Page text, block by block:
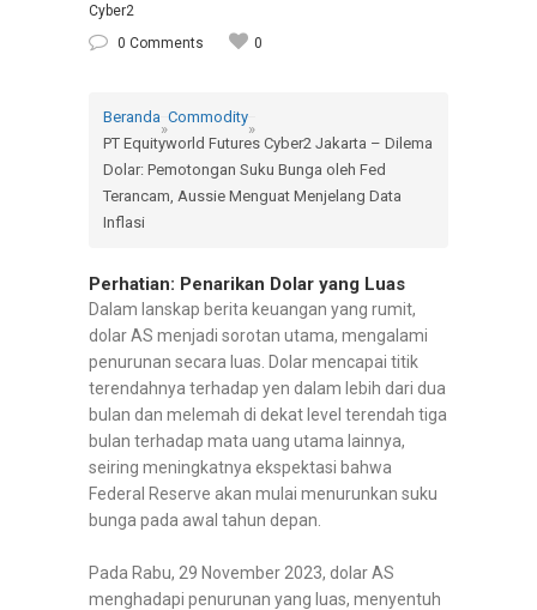
Cyber2
0 Comments
0
Beranda
»
Commodity
»
PT Equityworld Futures Cyber2 Jakarta – Dilema
Dolar: Pemotongan Suku Bunga oleh Fed
Terancam, Aussie Menguat Menjelang Data
Inflasi
Perhatian: Penarikan Dolar yang Luas
Dalam lanskap berita keuangan yang rumit,
dolar AS menjadi sorotan utama, mengalami
penurunan secara luas. Dolar mencapai titik
terendahnya terhadap yen dalam lebih dari dua
bulan dan melemah di dekat level terendah tiga
bulan terhadap mata uang utama lainnya,
seiring meningkatnya ekspektasi bahwa
Federal Reserve akan mulai menurunkan suku
bunga pada awal tahun depan.
Pada Rabu, 29 November 2023, dolar AS
menghadapi penurunan yang luas, menyentuh